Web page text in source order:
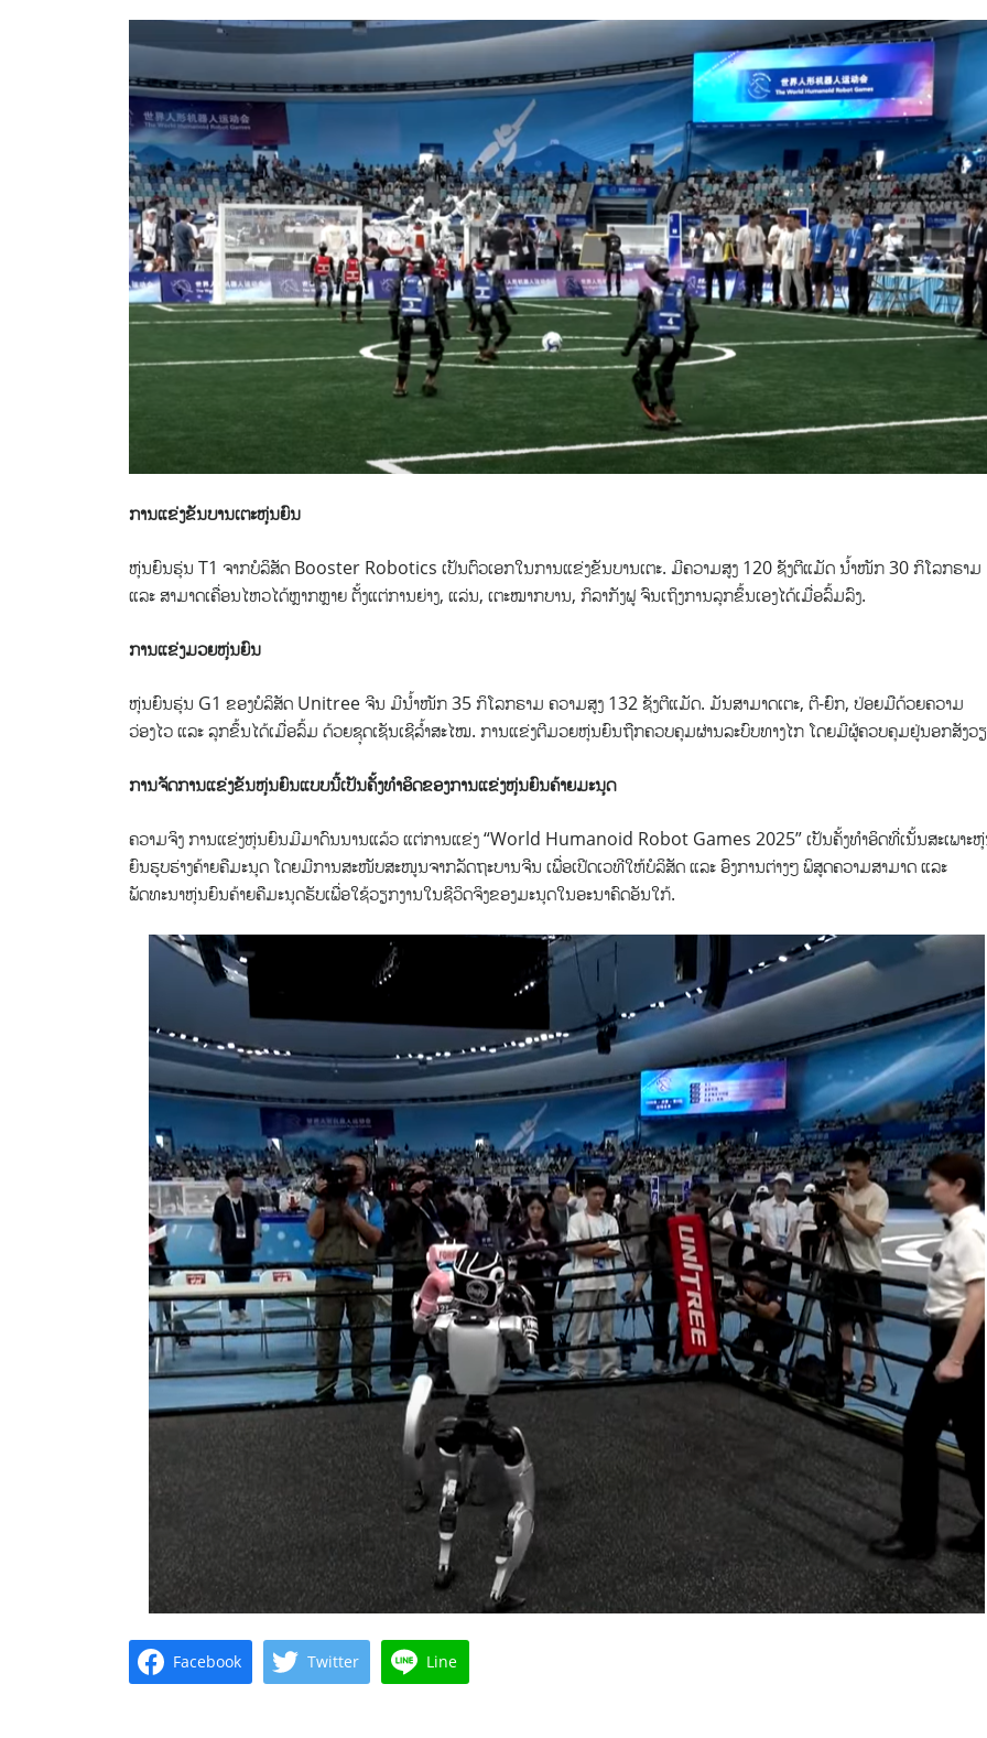
ການແຂ່ງຂັນບານເຕະຫຸ່ນຍົນ
ຫຸ່ນຍົນຮຸ່ນ T1 ຈາກບໍລິສັດ Booster Robotics ເປັນຕົວເອກໃນການແຂ່ງຂັນບານເຕະ. ມີຄວາມສູງ 120 ຊັງຕີແມັດ ນ້ຳໜັກ 30 ກິໂລກຣາມ
ແລະ ສາມາດເຄື່ອນໄຫວໄດ້ຫຼາກຫຼາຍ ຕັ້ງແຕ່ການຍ່າງ, ແລ່ນ, ເຕະໝາກບານ, ກິລາກັງຟູ ຈົນເຖິງການລຸກຂຶ້ນເອງໄດ້ເມື່ອລົ້ມລົງ.
ການແຂ່ງມວຍຫຸ່ນຍົນ
ຫຸ່ນຍົນຮຸ່ນ G1 ຂອງບໍລິສັດ Unitree ຈີນ ມີນ້ຳໜັກ 35 ກິໂລກຣາມ ຄວາມສູງ 132 ຊັງຕີແມັດ. ມັນສາມາດເຕະ, ຕີ-ຍົກ, ປ່ອຍມືດ້ວຍຄວາມ
ວ່ອງໄວ ແລະ ລຸກຂຶ້ນໄດ້ເມື່ອລົ້ມ ດ້ວຍຊຸດເຊັນເຊີລ້ຳສະໄໝ. ການແຂ່ງຕີມວຍຫຸ່ນຍົນຖືກຄວບຄຸມຜ່ານລະບົບທາງໄກ ໂດຍມີຜູ້ຄວບຄຸມຢູ່ນອກສັງວ
ການຈັດການແຂ່ງຂັນຫຸ່ນຍົນແບບນີ້ເປັນຄັ້ງທຳອິດຂອງການແຂ່ງຫຸ່ນຍົນຄ້າຍມະນຸດ
ຄວາມຈິງ ການແຂ່ງຫຸ່ນຍົນມີມາດົນນານແລ້ວ ແຕ່ການແຂ່ງ “World Humanoid Robot Games 2025” ເປັນຄັ້ງທຳອິດທີ່ເນັ້ນສະເພາະ
ຍົນຮູບຮ່າງຄ້າຍຄືມະນຸດ ໂດຍມີການສະໜັບສະໜູນຈາກລັດຖະບານຈີນ ເພື່ອເປີດເວທີໃຫ້ບໍລິສັດ ແລະ ອົງການຕ່າງໆ ພິສູດຄວາມສາມາດ ແລະ
ພັດທະນາຫຸ່ນຍົນຄ້າຍຄືມະນຸດຮັບເພື່ອໃຊ້ວຽກງານໃນຊີວິດຈິງຂອງມະນຸດໃນອະນາຄົດອັນໃກ້.
Facebook Twitter Line